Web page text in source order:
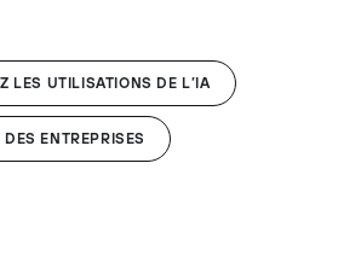
LES UTILISATIONS DE L’IA
ENTREPRISES